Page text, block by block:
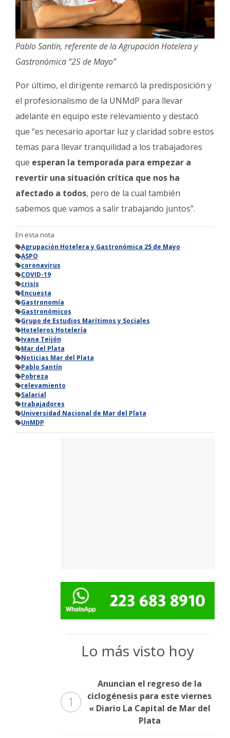
Pablo Santín, referente de la Agrupación Hotelera y
Gastronómica “25 de Mayo”
Por último, el dirigente remarcó la predisposición y
el profesionalismo de la UNMdP para llevar
adelante en equipo este relevamiento y destacó
que “es necesario aportar luz y claridad sobre estos
temas para llevar tranquilidad a los trabajadores
que esperan la temporada para empezar a
revertir una situación crítica que nos ha
afectado a todos, pero de la cual también
sabemos que vamos a salir trabajando juntos”.
En esta nota
Agrupación Hotelera y Gastronómica 25 de Mayo
ASPO
coronavirus
COVID-19
crisis
Encuesta
Gastronomía
Gastronómicos
Grupo de Estudios Marítimos y Sociales
Hoteleros Hotelería
Ivana Teijón
Mar del Plata
Noticias Mar del Plata
Pablo Santín
Pobreza
relevamiento
Salarial
trabajadores
Universidad Nacional de Mar del Plata
UnMDP
Lo más visto hoy
1
Anuncian el regreso de la
ciclogénesis para este viernes
« Diario La Capital de Mar del
Plata